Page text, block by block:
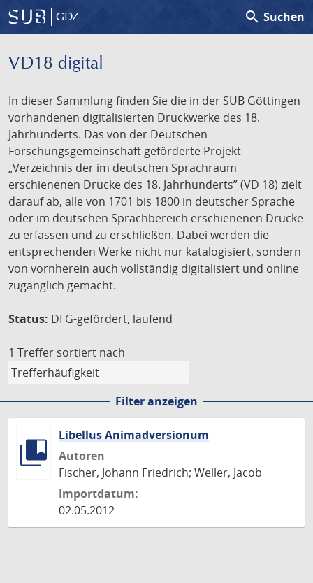
GDZ search Suchen
VD18 digital
In dieser Sammlung finden Sie die in der SUB Göttingen
vorhandenen digitalisierten Druckwerke des 18.
Jahrhunderts. Das von der Deutschen
Forschungsgemeinschaft geförderte Projekt
„Verzeichnis der im deutschen Sprachraum
erschienenen Drucke des 18. Jahrhunderts” (VD 18) zielt
darauf ab, alle von 1701 bis 1800 in deutscher Sprache
oder im deutschen Sprachbereich erschienenen Drucke
zu erfassen und zu erschließen. Dabei werden die
entsprechenden Werke nicht nur katalogisiert, sondern
von vornherein auch vollständig digitalisiert und online
zugänglich gemacht.
Status: DFG-gefördert, laufend
1 Treffer sortiert nach
Filter anzeigen
Libellus Animadversionum
Autoren
Fischer, Johann Friedrich; Weller, Jacob
Importdatum:
02.05.2012